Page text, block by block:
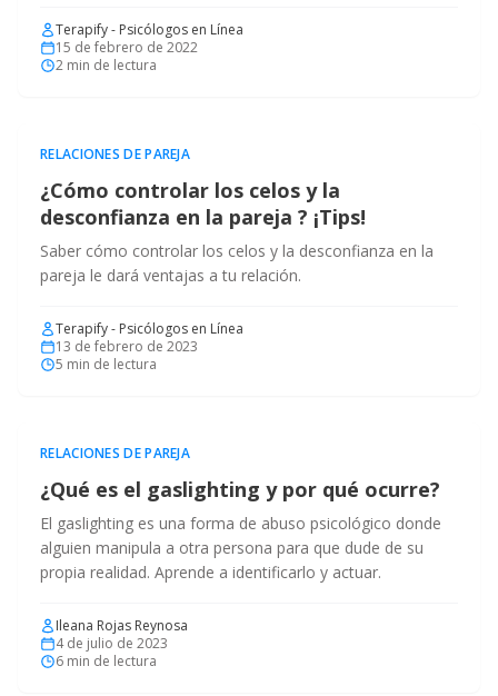
Terapify - Psicólogos en Línea
15 de febrero de 2022
2 min de lectura
RELACIONES DE PAREJA
¿Cómo controlar los celos y la
desconfianza en la pareja ? ¡Tips!
Saber cómo controlar los celos y la desconfianza en la
pareja le dará ventajas a tu relación.
Terapify - Psicólogos en Línea
13 de febrero de 2023
5 min de lectura
RELACIONES DE PAREJA
¿Qué es el gaslighting y por qué ocurre?
El gaslighting es una forma de abuso psicológico donde
alguien manipula a otra persona para que dude de su
propia realidad. Aprende a identificarlo y actuar.
Ileana Rojas Reynosa
4 de julio de 2023
6 min de lectura